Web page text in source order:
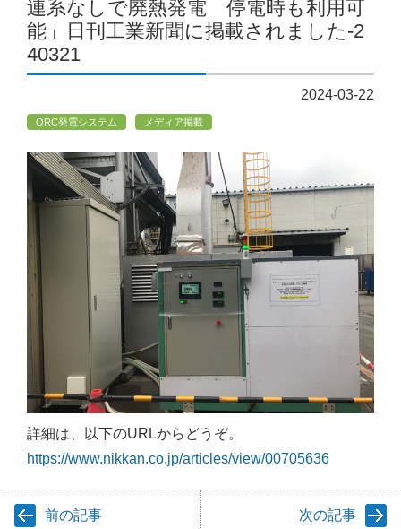
連系なしで廃熱発電 停電時も利用可
能」日刊工業新聞に掲載されました-2
40321
2024-03-22
ORC発電システム メディア掲載
詳細は、以下のURLからどうぞ。
https://www.nikkan.co.jp/articles/view/00705636
前の記事 次の記事